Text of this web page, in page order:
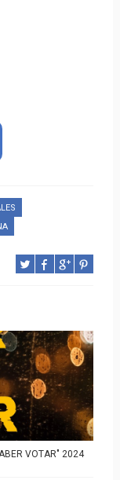
VOTAR" 2024